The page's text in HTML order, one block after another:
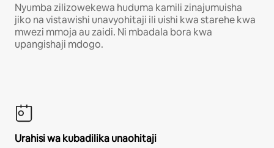
Nyumba zilizowekewa huduma kamili zinajumuisha
jiko na vistawishi unavyohitaji ili uishi kwa starehe kwa
mwezi mmoja au zaidi. Ni mbadala bora kwa
upangishaji mdogo.
Urahisi wa kubadilika unaohitaji